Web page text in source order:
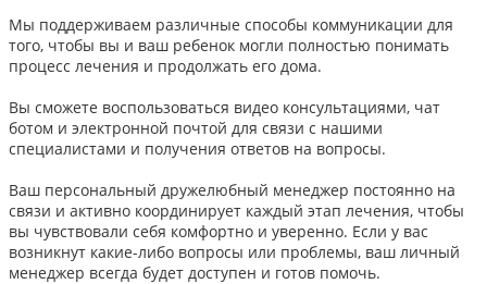
Мы поддерживаем различные способы коммуникации для
того, чтобы вы и ваш ребенок могли полностью понимать
процесс лечения и продолжать его дома.
Вы сможете воспользоваться видео консультациями, чат
ботом и электронной почтой для связи с нашими
специалистами и получения ответов на вопросы.
Ваш персональный дружелюбный менеджер постоянно на
связи и активно координирует каждый этап лечения, чтобы
вы чувствовали себя комфортно и уверенно. Если у вас
возникнут какие-либо вопросы или проблемы, ваш личный
менеджер всегда будет доступен и готов помочь.